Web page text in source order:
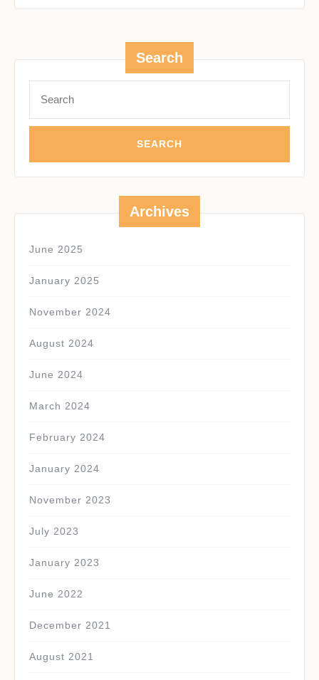
Search
for:
Archives
June 2025
January 2025
November 2024
August 2024
June 2024
March 2024
February 2024
January 2024
November 2023
July 2023
January 2023
June 2022
December 2021
August 2021